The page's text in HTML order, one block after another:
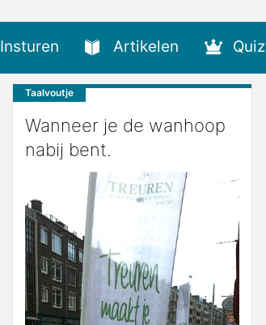
Insturen Artikelen Quiz
Taalvoutje
Wanneer je de wanhoop
nabij bent.